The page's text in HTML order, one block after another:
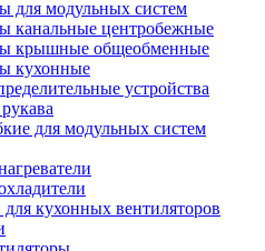
для модульных систем
канальные центробежные
крышные общеобменные
кухонные
устройства
для модульных систем
кухонных вентиляторов